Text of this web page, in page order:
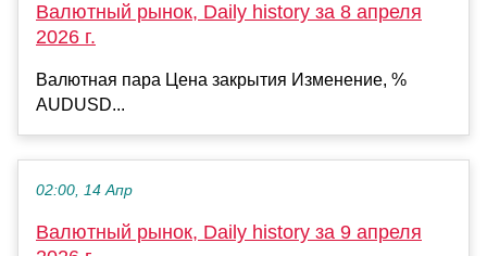
Валютный рынок, Daily history за 8 апреля
2026 г.
Валютная пара Цена закрытия Изменение, %
AUDUSD...
02:00, 14 Апр
Валютный рынок, Daily history за 9 апреля